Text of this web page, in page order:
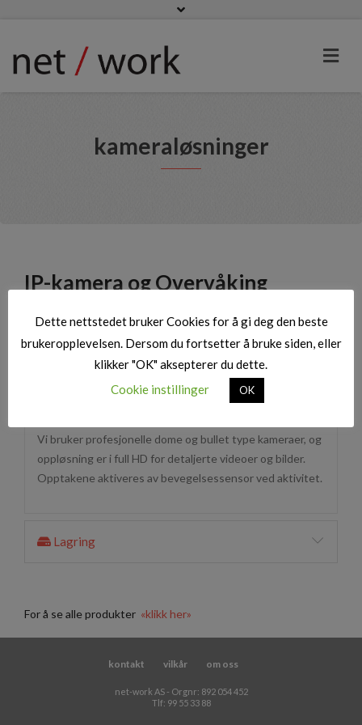
kameraløsninger
IP-kamera og Overvåking
Overvåkingskamera
Vår kameraløsning inkluderer tilgang til kamera via
Vi bruker profesjonelle dome og bullet type kameraer, og
oppløsning er i full HD for detaljerte videoer og bilder.
Opptakene aktiveres av bevegelsessensor ved aktivitet.
Lagring
For å se alle produkter «klikk her»
kontakt vilkår om oss
net-work AS - Orgnr: 892 054 452
Tlf: 99 55 33 88
Dette nettstedet bruker Cookies for å gi deg den beste
brukeropplevelsen. Dersom du fortsetter å bruke siden, eller
klikker "OK" aksepterer du dette.
Cookie instillinger
OK